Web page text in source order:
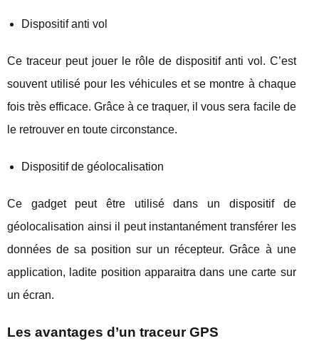
Dispositif anti vol
Ce traceur peut jouer le rôle de dispositif anti vol. C’est
souvent utilisé pour les véhicules et se montre à chaque
fois très efficace. Grâce à ce traquer, il vous sera facile de
le retrouver en toute circonstance.
Dispositif de géolocalisation
Ce gadget peut être utilisé dans un dispositif de
géolocalisation ainsi il peut instantanément transférer les
données de sa position sur un récepteur. Grâce à une
application, ladite position apparaitra dans une carte sur
un écran.
Les avantages d’un traceur GPS